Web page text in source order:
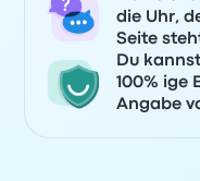
die Uhr,
Seite
Du
100% ige
Angabe